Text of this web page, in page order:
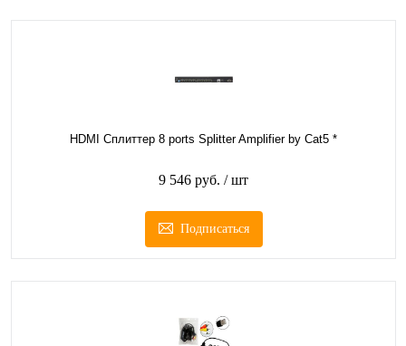
HDMI Сплиттер 8 ports Splitter Amplifier by Cat5 *
9 546 руб. / шт
Подписаться